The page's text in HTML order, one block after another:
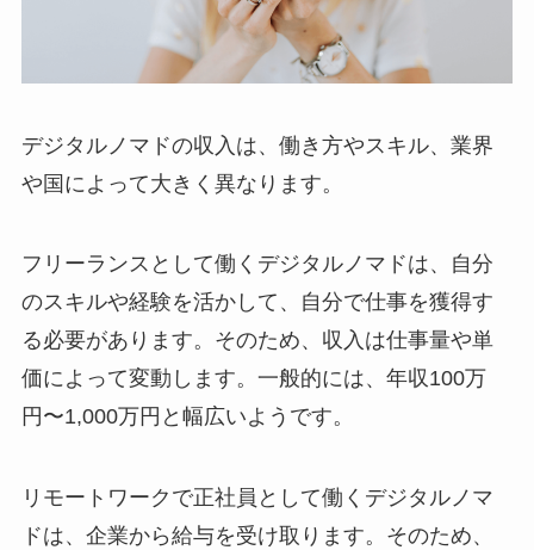
デジタルノマドの収入は、働き方やスキル、業界
や国によって大きく異なります。
フリーランスとして働くデジタルノマドは、自分
のスキルや経験を活かして、自分で仕事を獲得す
る必要があります。そのため、収入は仕事量や単
価によって変動します。一般的には、年収100万
円〜1,000万円と幅広いようです。
リモートワークで正社員として働くデジタルノマ
ドは、企業から給与を受け取ります。そのため、